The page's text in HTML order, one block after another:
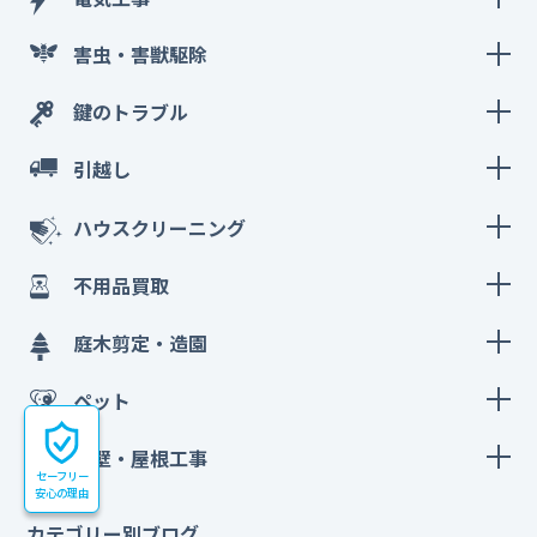
セーフリー
安心の理由
害虫・害獣駆除
鍵のトラブル
引越し
ハウスクリーニング
不用品買取
庭木剪定・造園
ペット
外壁・屋根工事